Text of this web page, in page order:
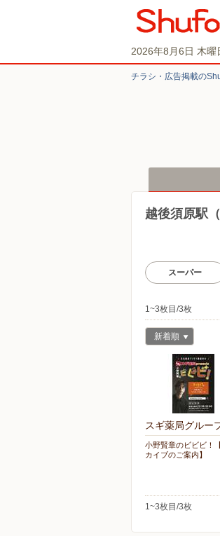
2026年8月6日 木曜
チラシ・​広告掲載の​
越後須原駅
スーパー
1~3枚目/3枚
新着順
スギ薬局グルー
小野賢章のビビビ！
カイブのご案内】
1~3枚目/3枚